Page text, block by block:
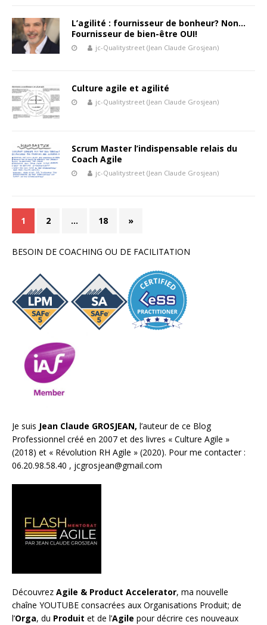
L’agilité : fournisseur de bonheur? Non…
Fournisseur de bien-être OUI!
jc-Qualitystreet (Jean Claude Grosjean)
Culture agile et agilité
jc-Qualitystreet (Jean Claude Grosjean)
Scrum Master l’indispensable relais du
Coach Agile
jc-Qualitystreet (Jean Claude Grosjean)
1 2 … 18 »
BESOIN DE COACHING OU DE FACILITATION
Je suis Jean Claude GROSJEAN, l’auteur de ce Blog
Professionnel créé en 2007 et des livres « Culture Agile »
(2018) et « Révolution RH Agile » (2020). Pour me contacter :
06.20.98.58.40 , jcgrosjean@gmail.com
Découvrez Agile & Product Accelerator, ma nouvelle
chaîne YOUTUBE consacrées aux Organisations Produit; de
l’Orga, du Produit et de l’Agile pour décrire ces nouveaux